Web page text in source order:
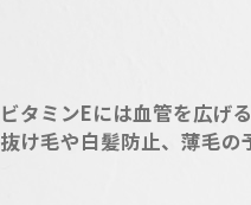
ビタミンEには血管を広げ
抜け毛や白髪防止、薄毛の